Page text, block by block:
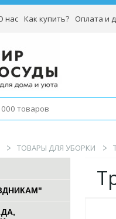
нас Как купить? Оплата и
ТОВАРЫ ДЛЯ УБОРКИ